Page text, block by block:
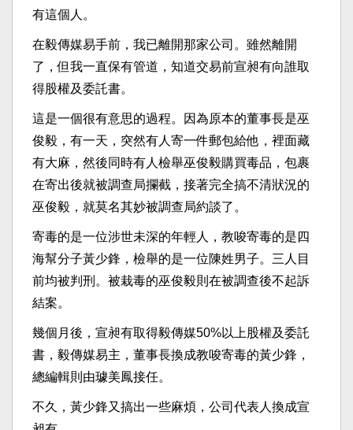
有這個人。
在毅傳媒易手前，我已離開那家公司。雖然離開
了，但我一直保有管道，知道交易前宣昶有向誰取
得股權及委託書。
這是一個很有意思的過程。因為原本的董事長是巫
俊毅，有一天，突然有人寄一件郵包給他，裡面藏
有大麻，然後同時有人檢舉巫俊毅購買毒品，包裹
在寄出後就被調查局攔截，接著完全搞不清狀況的
巫俊毅，就莫名其妙被調查局約談了。
寄毒的是一位涉世未深的年輕人，教唆寄毒的是四
海幫分子黃少鋒，檢舉的是一位陳姓男子。三人目
前均被判刑。被栽毒的巫俊毅則在被調查後不起訴
結案。
幾個月後，宣昶有取得毅傳媒50%以上股權及委託
書，毅傳媒易主，董事長換成教唆寄毒的黃少鋒，
總編輯則由璩美鳳接任。
不久，黃少鋒又搞出一些麻煩，公司代表人換成宣